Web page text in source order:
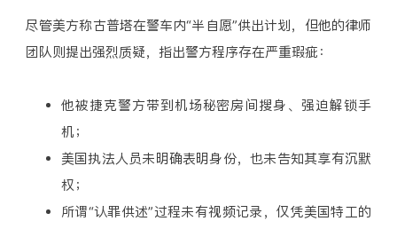
尽管美方称古普塔在警车内“半自愿”供出计划，但他的律师
团队则提出强烈质疑，指出警方程序存在严重瑕疵：
他被捷克警方带到机场秘密房间搜身、强迫解锁手
机；
美国执法人员未明确表明身份，也未告知其享有沉默
权；
所谓“认罪供述”过程未有视频记录，仅凭美国特工的